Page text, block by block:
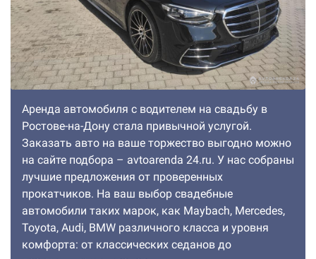
Аренда автомобиля с водителем на свадьбу в
Ростове-на-Дону стала привычной услугой.
Заказать авто на ваше торжество выгодно можно
на сайте подбора – avtoarenda 24.ru. У нас собраны
лучшие предложения от проверенных
прокатчиков. На ваш выбор свадебные
автомобили таких марок, как Maybach, Mercedes,
Toyota, Audi, BMW различного класса и уровня
комфорта: от классических седанов до